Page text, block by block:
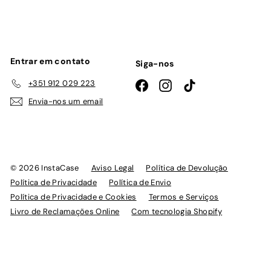
Entrar em contato
+351 912 029 223
Envia-nos um email
Siga-nos
FacebookInstagramTikTok
© 2026 InstaCase Aviso Legal
Política de Devolução
Política de Privacidade
Política de Envio
Política de Privacidade e Cookies
Termos e Serviços
Livro de Reclamações Online
Com tecnologia Shopify